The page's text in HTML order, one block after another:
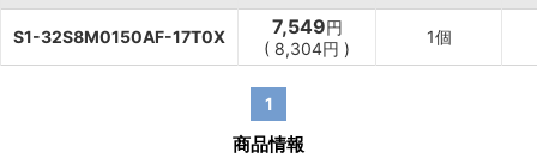
S1-32S8M0150AF-17T0X 7,549円
( 8,304円 )
1個
1
商品情報